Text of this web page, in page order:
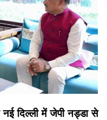
दिल्ली में जेपी नड्डा से